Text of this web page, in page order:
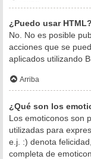
¿Puedo usar HTML?
No. No es posible
acciones que se
aplicados utilizando
Arriba
¿Qué son los
Los emoticonos son
utilizadas para
e.j. :) denota
completa de